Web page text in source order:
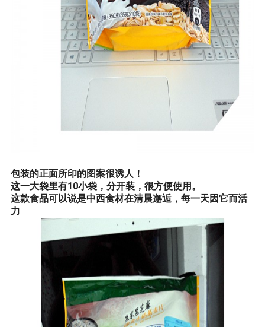
包装的正面所印的图案很诱人！
这一大袋里有10小袋，分开装，很方便使用。
这款食品可以说是中西食材在清晨邂逅，每一天因它而活
力